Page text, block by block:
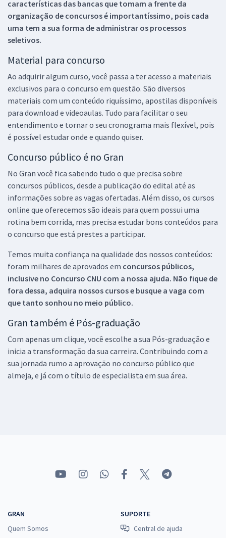
características das bancas que tomam a frente da
organização de concursos é importantíssimo, pois cada
uma tem a sua forma de administrar os processos
seletivos.
Material para concurso
Ao adquirir algum curso, você passa a ter acesso a materiais
exclusivos para o concurso em questão. São diversos
materiais com um conteúdo riquíssimo, apostilas disponíveis
para download e videoaulas. Tudo para facilitar o seu
entendimento e tornar o seu cronograma mais flexível, pois
é possível estudar onde e quando quiser.
Concurso público é no Gran
No Gran você fica sabendo tudo o que precisa sobre
concursos públicos, desde a publicação do edital até as
informações sobre as vagas ofertadas. Além disso, os cursos
online que oferecemos são ideais para quem possui uma
rotina bem corrida, mas precisa estudar bons conteúdos para
o concurso que está prestes a participar.
Temos muita confiança na qualidade dos nossos conteúdos:
foram milhares de aprovados em concursos públicos,
inclusive no Concurso CNU com a nossa ajuda. Não fique de
fora dessa, adquira nossos cursos e busque a vaga com
que tanto sonhou no meio público.
Gran também é Pós-graduação
Com apenas um clique, você escolhe a sua Pós-graduação e
inicia a transformação da sua carreira. Contribuindo com a
sua jornada rumo a aprovação no concurso público que
almeja, e já com o título de especialista em sua área.
GRAN
Quem Somos
SUPORTE
Central de ajuda